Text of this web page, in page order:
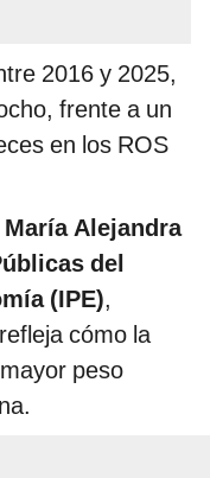
2016 y 2025,
frente a un
en los ROS
María Alejandra
del
(IPE),
cómo la
peso